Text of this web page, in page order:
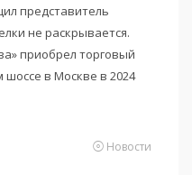
представитель
не раскрывается.
приобрел торговый
шоссе в Москве в 2024
Новости